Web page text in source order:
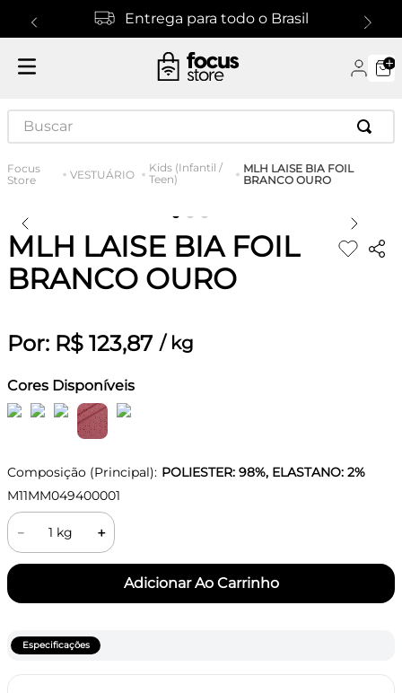
Entrega para todo o Brasil
Buscar
VESTUÁRIO
Kids (Infantil /
Teen)
MLH LAISE BIA FOIL
BRANCO OURO
MLH LAISE BIA FOIL
BRANCO OURO
Por: R$ 123,87 / kg
Cores Disponíveis
Composição (Principal): POLIESTER: 98%, ELASTANO: 2%
M11MM049400001
＋
－
Especificações